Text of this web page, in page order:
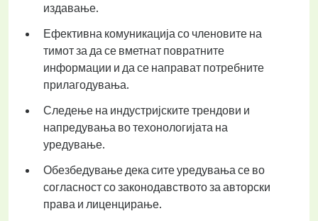
издавање.
Ефективна комуникација со членовите на
тимот за да се вметнат повратните
информации и да се направат потребните
прилагодувања.
Следење на индустријските трендови и
напредувања во техонологијата на
уредување.
Обезбедување дека сите уредувања се во
согласност со законодавството за авторски
права и лиценцирање.